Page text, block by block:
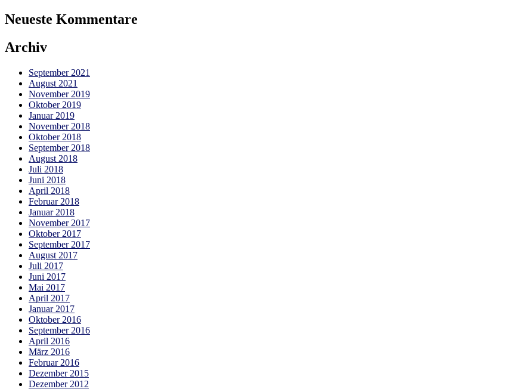
Neueste Kommentare
Archiv
September 2021
August 2021
November 2019
Oktober 2019
Januar 2019
November 2018
Oktober 2018
September 2018
August 2018
Juli 2018
Juni 2018
April 2018
Februar 2018
Januar 2018
November 2017
Oktober 2017
September 2017
August 2017
Juli 2017
Juni 2017
Mai 2017
April 2017
Januar 2017
Oktober 2016
September 2016
April 2016
März 2016
Februar 2016
Dezember 2015
Dezember 2012